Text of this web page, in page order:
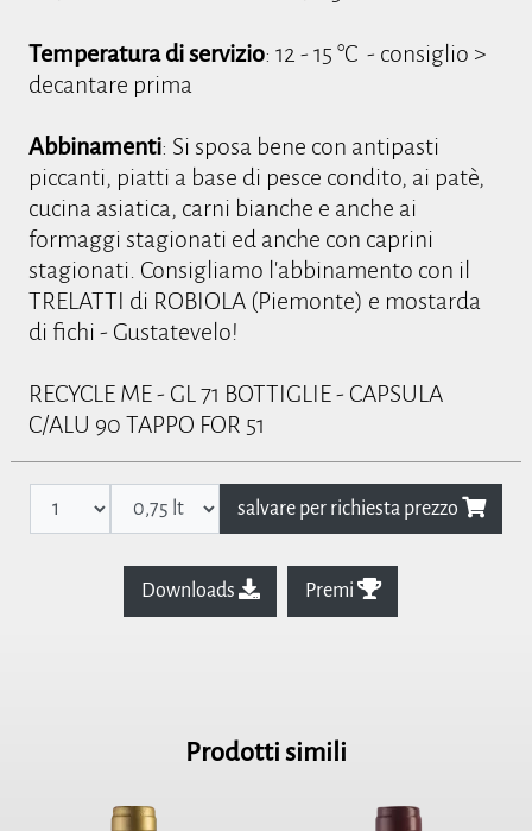
Temperatura di servizio: 12 - 15 °C - consiglio >
decantare prima
Abbinamenti: Si sposa bene con antipasti
piccanti, piatti a base di pesce condito, ai patè,
cucina asiatica, carni bianche e anche ai
formaggi stagionati ed anche con caprini
stagionati. Consigliamo l'abbinamento con il
TRELATTI di ROBIOLA (Piemonte) e mostarda
di fichi - Gustatevelo!
RECYCLE ME - GL 71 BOTTIGLIE - CAPSULA
C/ALU 90 TAPPO FOR 51
Downloads Premi
salvare per richiesta prezzo
Prodotti simili